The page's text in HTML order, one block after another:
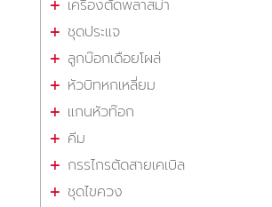
เครื่องตัดพลาสม่า
ชุดประแจ
ลูกบ๊อกเดือยโผล่
หัวบิทหกเหลี่ยม
แกนหัวท๊อก
คีม
กรรไกรตัดสายเคเบิล
ชุดไขควง